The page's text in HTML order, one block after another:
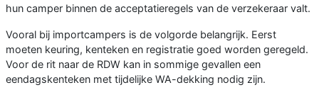
hun camper binnen de acceptatieregels van de verzekeraar valt.
Vooral bij importcampers is de volgorde belangrijk. Eerst
moeten keuring, kenteken en registratie goed worden geregeld.
Voor de rit naar de RDW kan in sommige gevallen een
eendagskenteken met tijdelijke WA-dekking nodig zijn.